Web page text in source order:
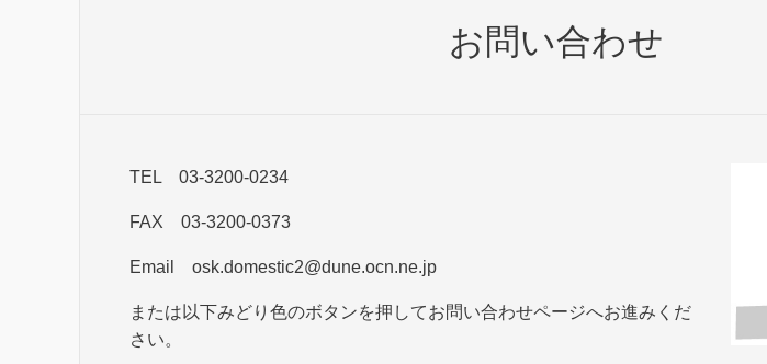
お問い合わせ
TEL 03-3200-0234
FAX 03-3200-0373
Email osk.domestic2@dune.ocn.ne.jp
または以下みどり色のボタンを押してお問い合わせページへお進みくだ
さい。